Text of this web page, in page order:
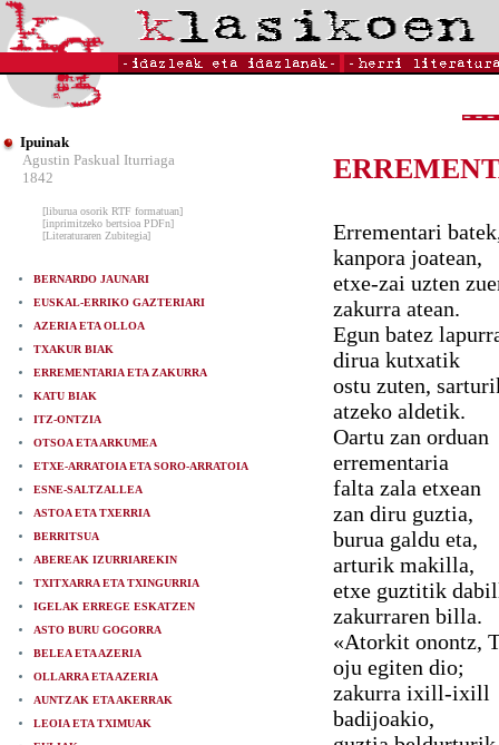
Ipuinak
Agustin Paskual Iturriaga
1842
[liburua osorik RTF formatuan]
[inprimitzeko bertsioa PDFn]
[Literaturaren Zubitegia]
BERNARDO JAUNARI
EUSKAL-ERRIKO GAZTERIARI
AZERIA ETA OLLOA
TXAKUR BIAK
ERREMENTARIA ETA ZAKURRA
KATU BIAK
ITZ-ONTZIA
OTSOA ETA ARKUMEA
ETXE-ARRATOIA ETA SORO-ARRATOIA
ESNE-SALTZALLEA
ASTOA ETA TXERRIA
BERRITSUA
ABEREAK IZURRIAREKIN
TXITXARRA ETA TXINGURRIA
IGELAK ERREGE ESKATZEN
ASTO BURU GOGORRA
BELEA ETA AZERIA
OLLARRA ETA AZERIA
AUNTZAK ETA AKERRAK
LEOIA ETA TXIMUAK
Errementari
kanpora joatean,
etxe-zai uzten
zakurra atean.
Egun batez
dirua kutxatik
ostu zuten,
atzeko aldetik.
Oartu zan orduan
errementaria
falta zala etxean
zan diru guztia,
burua galdu eta,
arturik makilla,
etxe guztitik
zakurraren billa.
«Atorkit onontz,
oju egiten dio;
zakurra ixill-ixill
badijoakio,